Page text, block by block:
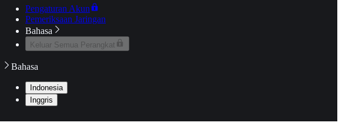
Pengaturan Akun
Pemeriksaan Jaringan
Bahasa
Keluar Semua Perangkat
Bahasa
Indonesia
Inggris